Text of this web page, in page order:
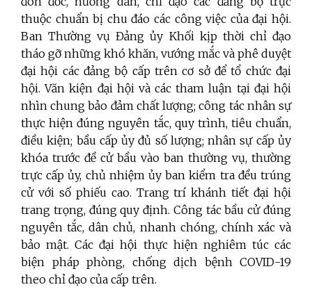
thuộc chuẩn bị chu đáo các công việc của đại hội.
Ban Thường vụ Đảng ủy Khối kịp thời chỉ đạo
tháo gỡ những khó khăn, vướng mắc và phê duyệt
đại hội các đảng bộ cấp trên cơ sở để tổ chức đại
hội. Văn kiện đại hội và các tham luận tại đại hội
nhìn chung bảo đảm chất lượng; công tác nhân sự
thực hiện đúng nguyên tắc, quy trình, tiêu chuẩn,
điều kiện; bầu cấp ủy đủ số lượng; nhân sự cấp ủy
khóa trước đề cử bầu vào ban thường vụ, thường
trực cấp ủy, chủ nhiệm ủy ban kiểm tra đều trúng
cử với số phiếu cao. Trang trí khánh tiết đại hội
trang trọng, đúng quy định. Công tác bầu cử đúng
nguyên tắc, dân chủ, nhanh chóng, chính xác và
bảo mật. Các đại hội thực hiện nghiêm túc các
biện pháp phòng, chống dịch bệnh COVID-19
theo chỉ đạo của cấp trên.